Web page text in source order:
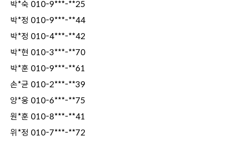
박*숙 010-9***-**25
박*정 010-9***-**44
박*정 010-4***-**42
박*현 010-3***-**70
박*훈 010-9***-**61
손*균 010-2***-**39
양*웅 010-6***-**75
원*훈 010-8***-**41
위*정 010-7***-**72